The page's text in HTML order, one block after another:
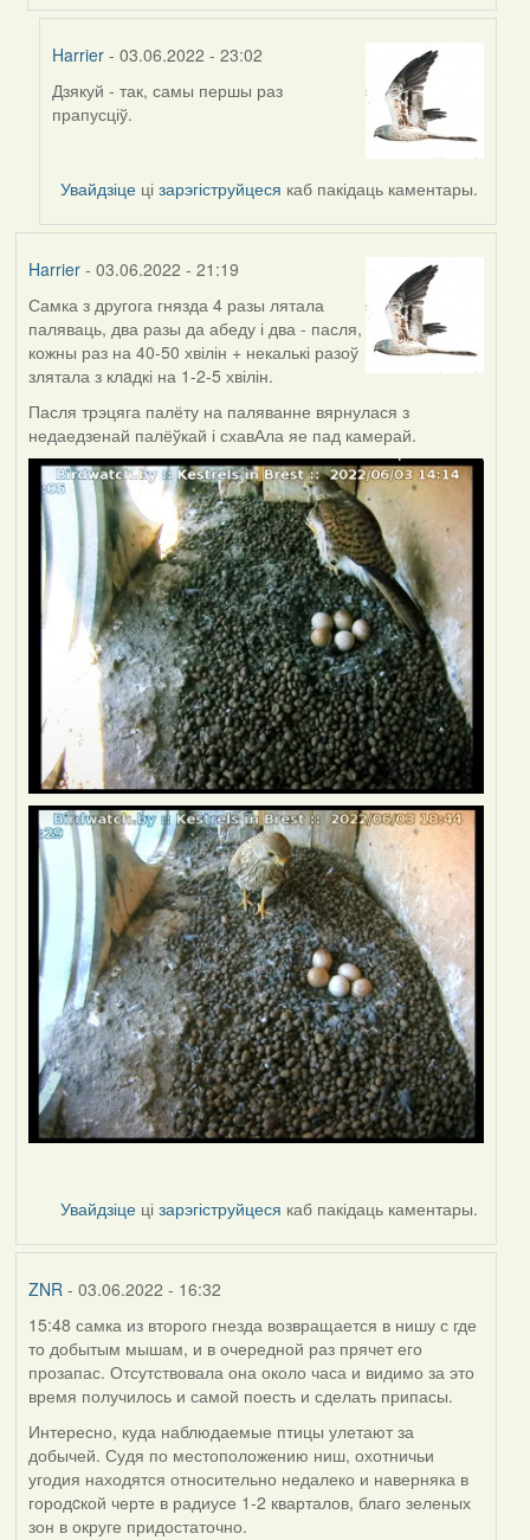
Harrier - 03.06.2022 - 23:02
In
reply
Lighty
Дзякуй - так, самы першы раз
прапусціў.
Увайдзіце цізарэгіструйцеся каб пакідаць каментары.
Harrier- 03.06.2022 - 21:19
Самка з другога гнязда 4 разы лятала
паляваць, два разы да абеду і два - пасля,
кожны раз на 40-50 хвілін + некалькі разоў
злятала з клaдкі на 1-2-5 хвілін.
Пасля трэцяга палёту на паляванне вярнулася з
недаедзенай палёўкай і схавАла яе пад камерай.
Увайдзіце цізарэгіструйцеся каб пакідаць каментары.
ZNR - 03.06.2022 - 16:32
15:48 самка из второго гнезда возвращается в нишу с где
то добытым мышам, и в очередной раз прячет его
прозапас. Отсутствовала она около часа и видимо за это
время получилось и самой поесть и сделать припасы.
Интересно, куда наблюдаемые птицы улетают за
добычей. Судя по местоположению ниш, охотничьи
угодия находятся относительно недалеко и наверняка в
городcкой черте в радиусе 1-2 кварталов, благо зеленых
зон в округе придостаточно.